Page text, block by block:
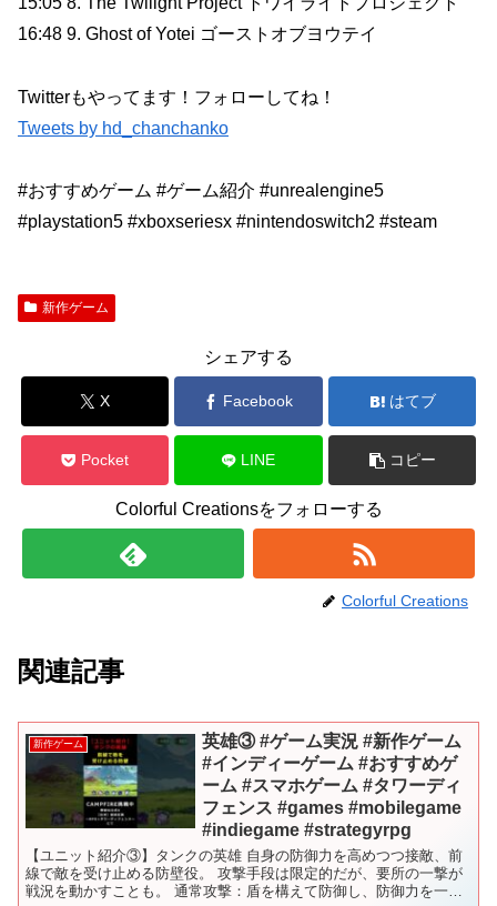
16:48 9. Ghost of Yotei ゴーストオブヨウテイ
Twitterもやってます！フォローしてね！
Tweets by hd_chanchanko
#おすすめゲーム #ゲーム紹介 #unrealengine5
#playstation5 #xboxseriesx #nintendoswitch2 #steam
新作ゲーム
シェアする
X Facebook はてブ
Pocket LINE コピー
Colorful Creationsをフォローする
Colorful Creations
関連記事
新作ゲーム
英雄③ #ゲーム実況 #新作ゲーム
#インディーゲーム #おすすめゲ
ーム #スマホゲーム #タワーディ
フェンス #games #mobilegame
#indiegame #strategyrpg
【ユニット紹介③】タンクの英雄 自身の防御力を高めつつ接敵、前
線で敵を受け止める防壁役。 攻撃手段は限定的だが、要所の一撃が
戦況を動かすことも。 通常攻撃：盾を構えて防御し、防御力を一時